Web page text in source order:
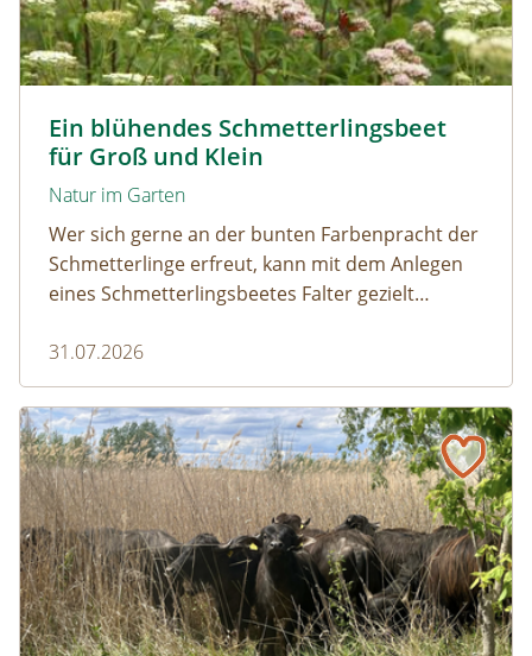
Ein blühendes Schmetterlingsbeet
für Groß und Klein
Natur im Garten
Wer sich gerne an der bunten Farbenpracht der
Schmetterlinge erfreut, kann mit dem Anlegen
eines Schmetterlingsbeetes Falter gezielt
dürfen ausreichend mitgedacht werden. Denn
ohne Raupen gibt es keine schönen
Schmetterlinge!
31.07.2026
Naturmagazin: Die Rückkehr der Big Five im Weinviertel
Die Rückkehr der Big Five im Weinviertel